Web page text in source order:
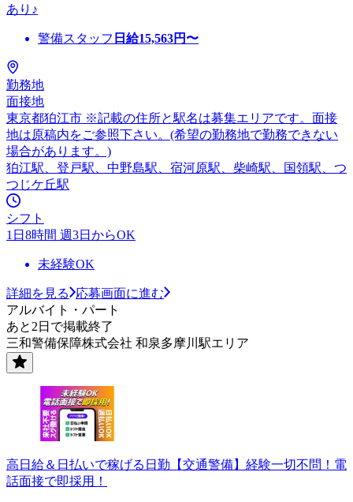
あり♪
警備スタッフ 日給15,563円〜
勤務地
面接地
東京都狛江市 ※記載の住所と駅名は募集エリアです。面接
地は原稿内をご参照下さい。(希望の勤務地で勤務できない
場合があります。)
狛江駅、登戸駅、中野島駅、宿河原駅、柴崎駅、国領駅、つ
つじケ丘駅
シフト
1日8時間 週3日からOK
未経験OK
詳細を見る
応募画面に進む
アルバイト・パート
あと2日で掲載終了
三和警備保障株式会社 和泉多摩川駅エリア
高日給＆日払いで稼げる日勤【交通警備】経験一切不問！電
話面接で即採用！